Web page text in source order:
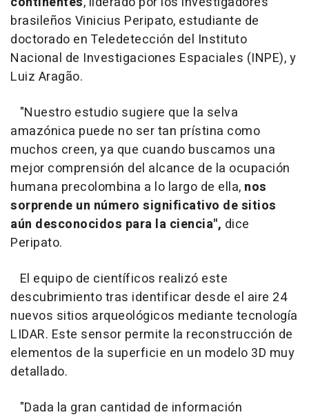
brasileños Vinicius Peripato, estudiante de
doctorado en Teledetección del Instituto
Nacional de Investigaciones Espaciales (INPE), y
Luiz Aragão.
"Nuestro estudio sugiere que la selva
amazónica puede no ser tan prístina como
muchos creen, ya que cuando buscamos una
mejor comprensión del alcance de la ocupación
humana precolombina a lo largo de ella, nos
sorprende un número significativo de sitios
aún desconocidos para la ciencia", dice
Peripato.
El equipo de científicos realizó este
descubrimiento tras identificar desde el aire 24
nuevos sitios arqueológicos mediante tecnología
LIDAR. Este sensor permite la reconstrucción de
elementos de la superficie en un modelo 3D muy
detallado.
"Dada la gran cantidad de información